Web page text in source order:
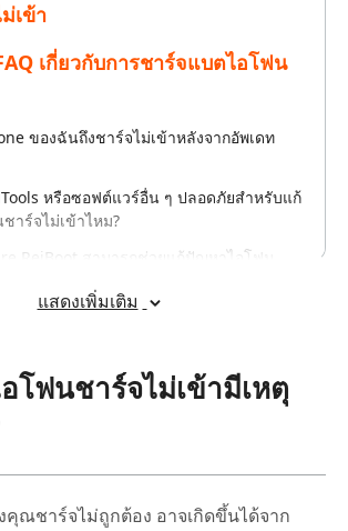
เข้า
เกี่ยวกับการชาร์จแบตไอโฟน
ของฉันถึงชาร์จไม่เข้าหลังจากอัพเดท
หรือซอฟต์แวร์อื่น ๆ ปลอดภัยสำหรับแก้
าร์จไม่เข้าไหม?
ReiBoot สามารถช่วยแก้ปัญหาไอโฟน
ดภัย?
iOS 26/18 มีผลกระทบต่อแบตเตอรี่ของ
?
แสดงเพิ่มเติม
โฟนชาร์จไม่เข้ามีเหตุ
คุณชาร์จไม่ถูกต้อง อาจเกิดขึ้นได้จาก